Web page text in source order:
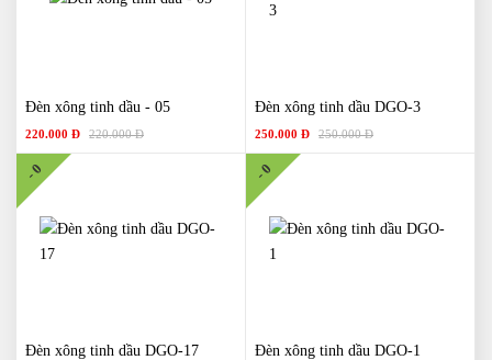
Đèn xông tinh dầu - 05
220.000 Đ 220.000 Đ
Đèn xông tinh dầu DGO-3
250.000 Đ 250.000 Đ
Đèn xông tinh dầu DGO-17
- 0
Đèn xông tinh dầu DGO-1
- 0